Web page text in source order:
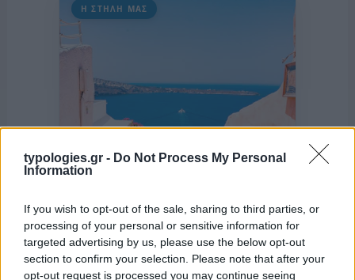
typologies.gr - Do Not Process My Personal
Information
If you wish to opt-out of the sale, sharing to third parties, or
processing of your personal or sensitive information for
targeted advertising by us, please use the below opt-out
section to confirm your selection. Please note that after your
opt-out request is processed you may continue seeing
Η ΣΤΗΛΗ ΜΑΣ